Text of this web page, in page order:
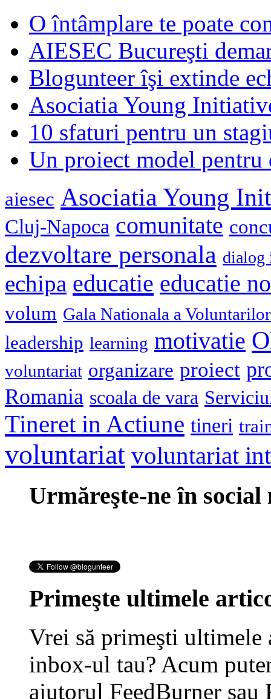
O întâmplare te poate
AIESEC Bucureşti
Blogunteer îşi extinde
Asociatia Young
10 sfaturi pentru un
Un proiect model
aiesec Asociatia Young
Cluj-Napoca comunitate
dezvoltare personala dialog
echipa educatie educatie
volum Gala Nationala a Voluntarilor
leadership learning motivatie
voluntariat organizare proiect
Romania scoala de vara
Tineret in Actiune tineri
voluntariat voluntariat
Urmăreşte-ne în social
Primeşte ultimele
Vrei să primeşti
inbox-ul tau? Acum
ajutorul FeedBurner sau